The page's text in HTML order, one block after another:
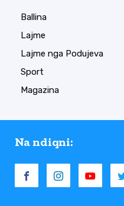
Ballina
Lajme
Lajme nga Podujeva
Sport
Magazina
Na ndiqni: